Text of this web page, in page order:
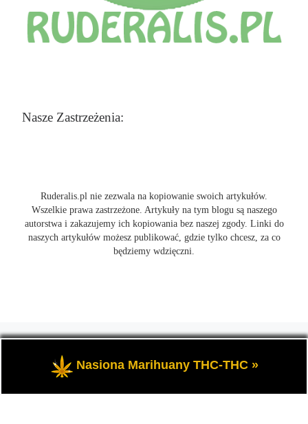
Nasze Zastrzeżenia:
Ruderalis.pl nie zezwala na kopiowanie swoich artykułów.
Wszelkie prawa zastrzeżone. Artykuły na tym blogu są naszego
autorstwa i zakazujemy ich kopiowania bez naszej zgody. Linki do
naszych artykułów możesz publikować, gdzie tylko chcesz, za co
będziemy wdzięczni.
marihuanie THC i konopi CBD, wszystko na temat uprawy
cannabis i nie tylko.
Nasiona Marihuany THC-THC »